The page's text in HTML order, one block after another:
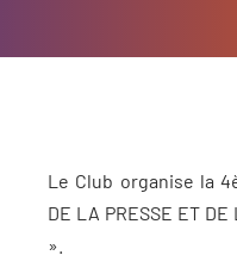
Le Club organise la
DE LA PRESSE ET DE
».